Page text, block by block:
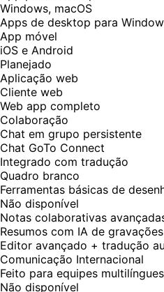
Windows, macOS
Apps de desktop para
App móvel
iOS e Android
Planejado
Aplicação web
Cliente web
Web app completo
Colaboração
Chat em grupo persistente
Chat GoTo Connect
Integrado com tradução
Quadro branco
Ferramentas básicas de
Não disponível
Notas colaborativas
Resumos com IA de gravações
Editor avançado + tradução
Comunicação Internacional
Feito para equipes multilíngues
Não disponível